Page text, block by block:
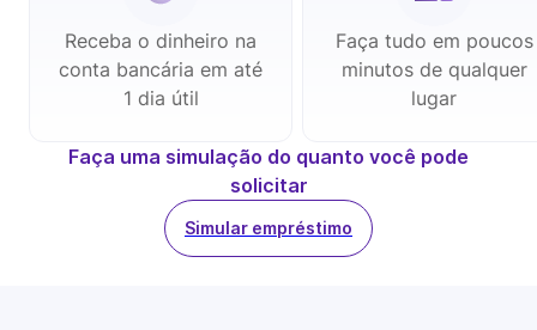
Receba o dinheiro na
conta bancária em até
1 dia útil
Faça tudo em poucos
minutos de qualquer
lugar
Faça uma simulação do quanto você pode
solicitar
Simular empréstimo